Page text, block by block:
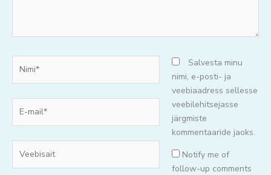
mail*
Salvesta minu
nimi, e-posti- ja
veebiaadress sellesse
veebilehitsejasse
järgmiste
kommentaaride jaoks.
Notify me of
follow-up comments